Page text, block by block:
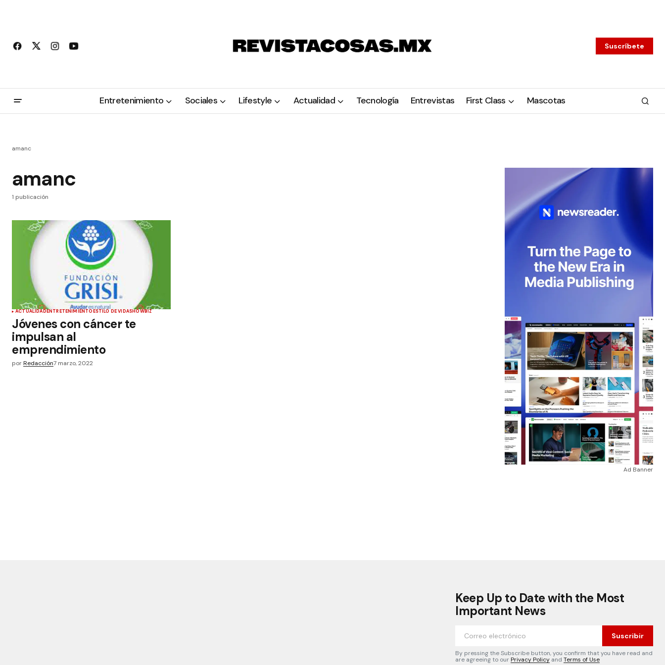
Suscríbete
Entretenimiento Sociales Lifestyle Actualidad Tecnología Entrevistas First Class Mascotas
amanc
amanc
1 publicación
ACTUALIDADENTRETENIMIENTOESTILO DE VIDASHOWBIZ
Jóvenes con cáncer te
impulsan al
emprendimiento
porRedacción7 marzo, 2022
Ad Banner
Keep Up to Date with the Most
Important News
Suscribir
By pressing the Subscribe button, you confirm that you have read and
are agreeing to ourPrivacy Policy and Terms of Use